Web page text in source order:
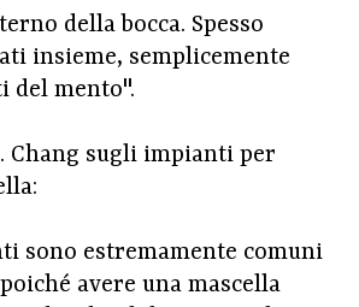
della bocca. Spesso
insieme, semplicemente
del mento".
Chang sugli impianti per
sono estremamente comuni
avere una mascella